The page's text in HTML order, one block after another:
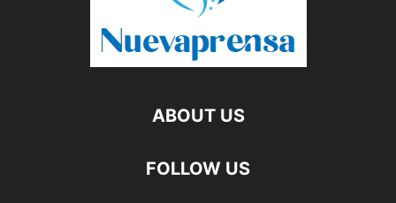
ABOUT US
FOLLOW US